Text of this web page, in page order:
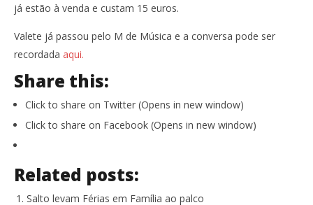
já estão à venda e custam 15 euros.
Valete já passou pelo M de Música e a conversa pode ser
recordada aqui.
Share this:
Click to share on Twitter (Opens in new window)
Click to share on Facebook (Opens in new window)
Related posts:
Salto levam Férias em Família ao palco